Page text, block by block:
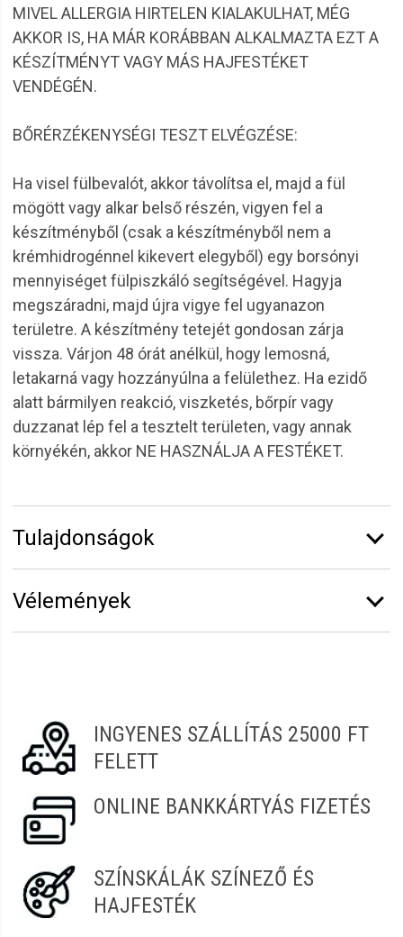
MIVEL ALLERGIA HIRTELEN KIALAKULHAT, MÉG
AKKOR IS, HA MÁR KORÁBBAN ALKALMAZTA EZT A
KÉSZÍTMÉNYT VAGY MÁS HAJFESTÉKET
VENDÉGÉN.
BŐRÉRZÉKENYSÉGI TESZT ELVÉGZÉSE:
Ha visel fülbevalót, akkor távolítsa el, majd a fül
mögött vagy alkar belső részén, vigyen fel a
készítményből (csak a készítményből nem a
krémhidrogénnel kikevert elegyből) egy borsónyi
mennyiséget fülpiszkáló segítségével. Hagyja
megszáradni, majd újra vigye fel ugyanazon
területre. A készítmény tetejét gondosan zárja
vissza. Várjon 48 órát anélkül, hogy lemosná,
letakarná vagy hozzányúlna a felülethez. Ha ezidő
alatt bármilyen reakció, viszketés, bőrpír vagy
duzzanat lép fel a tesztelt területen, vagy annak
környékén, akkor NE HASZNÁLJA A FESTÉKET.
Tulajdonságok
Kiszerelés:
Színárnyalat:
Természetes
Vélemények
INGYENES SZÁLLÍTÁS 25000 FT
FELETT
ONLINE BANKKÁRTYÁS FIZETÉS
SZÍNSKÁLÁK SZÍNEZŐ ÉS
HAJFESTÉK